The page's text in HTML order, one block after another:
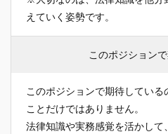
えていく姿勢です。
このポジション
このポジションで期待してい
ことだけではありません。
法律知識や実務感覚を活かし